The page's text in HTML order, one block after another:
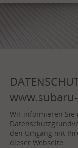
Wir informieren Sie
den Umgang mit
dieser Webseite.